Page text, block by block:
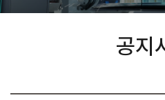
공지